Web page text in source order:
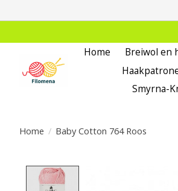
Home Breiwol en
Smyrna-
Home / Baby Cotton 764 Roos